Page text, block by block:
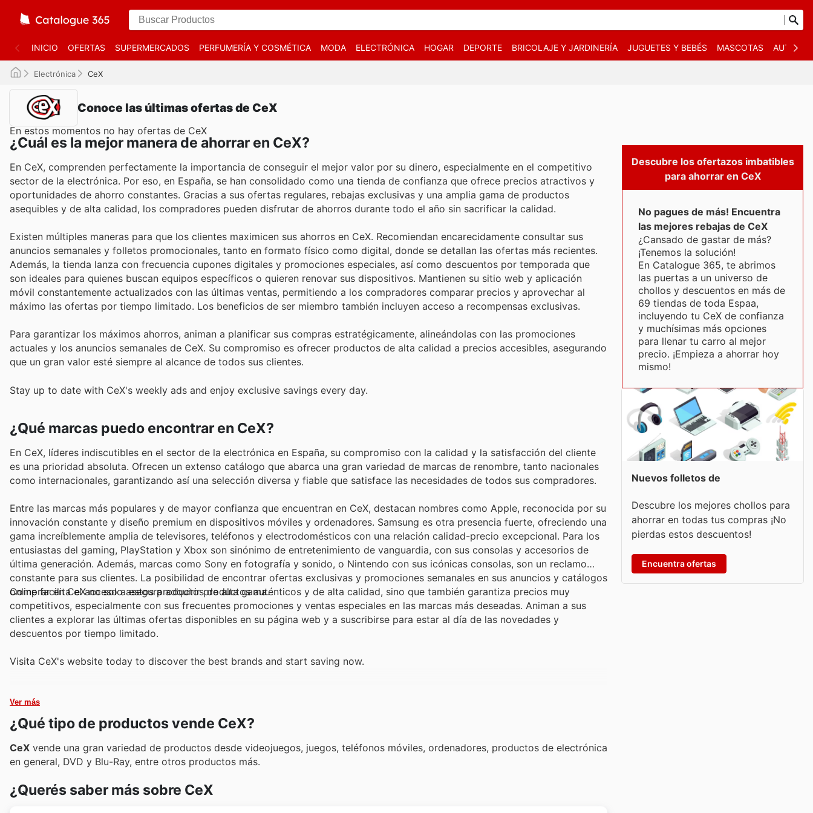
INICIO OFERTAS SUPERMERCADOS PERFUMERÍA Y COSMÉTICA MODA ELECTRÓNICA HOGAR DEPORTE BRICOLAJE Y JARDINERÍA JUGUETES Y BEBÉS MASCOTAS AUTO Y
Electrónica CeX
Conoce las últimas ofertas de CeX
En estos momentos no hay ofertas de CeX
¿Cuál es la mejor manera de ahorrar en CeX?
En CeX, comprenden perfectamente la importancia de conseguir el mejor valor por su dinero, especialmente en el competitivo
sector de la electrónica. Por eso, en España, se han consolidado como una tienda de confianza que ofrece precios atractivos y
oportunidades de ahorro constantes. Gracias a sus ofertas regulares, rebajas exclusivas y una amplia gama de productos
asequibles y de alta calidad, los compradores pueden disfrutar de ahorros durante todo el año sin sacrificar la calidad.
Existen múltiples maneras para que los clientes maximicen sus ahorros en CeX. Recomiendan encarecidamente consultar sus
anuncios semanales y folletos promocionales, tanto en formato físico como digital, donde se detallan las ofertas más recientes.
Además, la tienda lanza con frecuencia cupones digitales y promociones especiales, así como descuentos por temporada que
son ideales para quienes buscan equipos específicos o quieren renovar sus dispositivos. Mantienen su sitio web y aplicación
móvil constantemente actualizados con las últimas ventas, permitiendo a los compradores comparar precios y aprovechar al
máximo las ofertas por tiempo limitado. Los beneficios de ser miembro también incluyen acceso a recompensas exclusivas.
Para garantizar los máximos ahorros, animan a planificar sus compras estratégicamente, alineándolas con las promociones
actuales y los anuncios semanales de CeX. Su compromiso es ofrecer productos de alta calidad a precios accesibles, asegurando
que un gran valor esté siempre al alcance de todos sus clientes.
Stay up to date with CeX's weekly ads and enjoy exclusive savings every day.
¿Qué marcas puedo encontrar en CeX?
En CeX, líderes indiscutibles en el sector de la electrónica en España, su compromiso con la calidad y la satisfacción del cliente
es una prioridad absoluta. Ofrecen un extenso catálogo que abarca una gran variedad de marcas de renombre, tanto nacionales
como internacionales, garantizando así una selección diversa y fiable que satisface las necesidades de todos sus compradores.
Entre las marcas más populares y de mayor confianza que encuentran en CeX, destacan nombres como Apple, reconocida por su
innovación constante y diseño premium en dispositivos móviles y ordenadores. Samsung es otra presencia fuerte, ofreciendo una
gama increíblemente amplia de televisores, teléfonos y electrodomésticos con una relación calidad-precio excepcional. Para los
entusiastas del gaming, PlayStation y Xbox son sinónimo de entretenimiento de vanguardia, con sus consolas y accesorios de
última generación. Además, marcas como Sony en fotografía y sonido, o Nintendo con sus icónicas consolas, son un reclamo
constante para sus clientes. La posibilidad de encontrar ofertas exclusivas y promociones semanales en sus anuncios y catálogos
online facilita el acceso a estos productos de alta gama.
Comprar en CeX no solo asegura adquirir productos auténticos y de alta calidad, sino que también garantiza precios muy
competitivos, especialmente con sus frecuentes promociones y ventas especiales en las marcas más deseadas. Animan a sus
clientes a explorar las últimas ofertas disponibles en su página web y a suscribirse para estar al día de las novedades y
descuentos por tiempo limitado.
Visita CeX's website today to discover the best brands and start saving now.
Ver más
¿Qué tipo de productos vende CeX?
CeX vende una gran variedad de productos desde videojuegos, juegos, teléfonos móviles, ordenadores, productos de electrónica
en general, DVD y Blu-Ray, entre otros productos más.
¿Querés saber más sobre CeX
Descubre los ofertazos imbatibles
para ahorrar en CeX
No pagues de más! Encuentra
las mejores rebajas de CeX
¿Cansado de gastar de más?
¡Tenemos la solución!
En Catalogue 365, te abrimos
las puertas a un universo de
chollos y descuentos en más de
69 tiendas de toda Espaa,
incluyendo tu CeX de confianza
y muchísimas más opciones
para llenar tu carro al mejor
precio. ¡Empieza a ahorrar hoy
mismo!
Nuevos folletos de
Descubre los mejores chollos para
ahorrar en todas tus compras ¡No
pierdas estos descuentos!
Encuentra ofertas